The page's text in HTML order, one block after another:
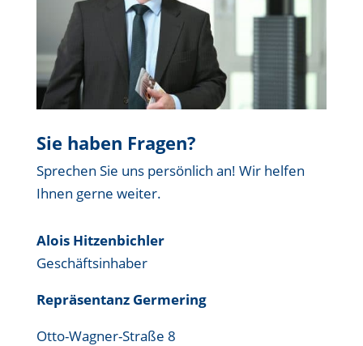
Sie haben Fragen?
Sprechen Sie uns persönlich an! Wir helfen
Ihnen gerne weiter.
Alois Hitzenbichler
Geschäftsinhaber
Repräsentanz Germering
Otto-Wagner-Straße 8